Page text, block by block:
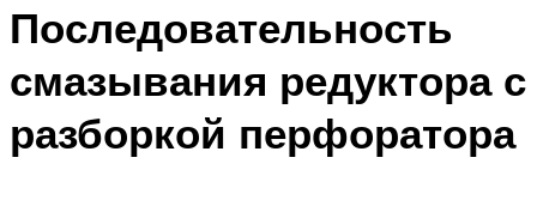
Последовательность
смазывания редуктора с
разборкой перфоратора